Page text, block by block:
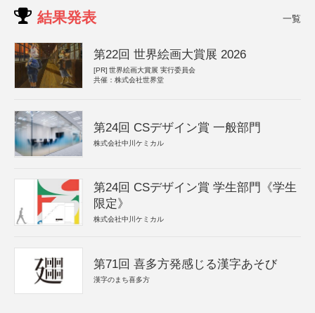
結果発表 一覧
第22回 世界絵画大賞展 2026
[PR] 世界絵画大賞展 実行委員会
共催：株式会社世界堂
第24回 CSデザイン賞 一般部門
株式会社中川ケミカル
第24回 CSデザイン賞 学生部門《学生
限定》
株式会社中川ケミカル
第71回 喜多方発感じる漢字あそび
漢字のまち喜多方